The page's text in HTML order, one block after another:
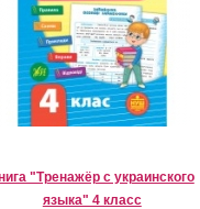
"Тренажёр с украинского
языка" 4 класс